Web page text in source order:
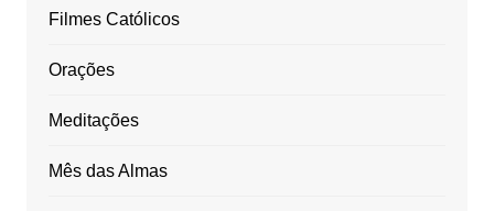
Filmes Católicos
Orações
Meditações
Mês das Almas